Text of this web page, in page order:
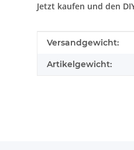
Jetzt kaufen und den
Produkteigenschaft
Wert
Versandgewicht:
Artikelgewicht: